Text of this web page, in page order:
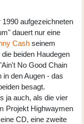
aufgezeichneten
dauert nur eine
Cash seinem
beiden Haudegen
No Good Chain
den Augen - das
besagt.
ja auch, als die vier
Projekt Highwaymen
CD, eine zweite